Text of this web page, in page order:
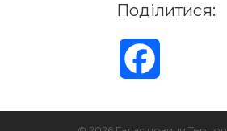
Поділитися: